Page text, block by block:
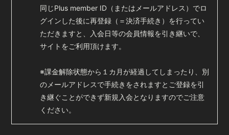
同じPlus member ID（またはメールアドレス）でロ
グインした後に再登録（＝決済手続き）を行ってい
ただきますと、入会日等の会員情報を引き継いで、
サイトをご利用頂けます。
※課金解除状態から１カ月が経過してしまったり、別
のメールアドレスで手続きをされますとご登録を引
き継ぐことができず新規入会となりますのでご注意
ください。